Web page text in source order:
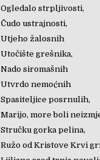
Ogledalo strpljivosti,
Čudo ustrajnosti,
Utjeho žalosnih
Utočište grešnika,
Nado siromašnih
Utvrdo nemoćnih
Spasiteljice posrnulih,
Marijo, more boli
Stručku gorka pelina,
Ružo od Kristove Krvi